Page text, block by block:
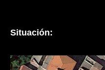
Situación: